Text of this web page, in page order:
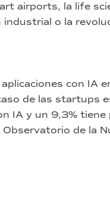
airports, la life
o la
con IA
de las startups
IA y un 9,3%
de la